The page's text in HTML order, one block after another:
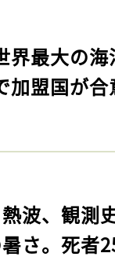
界最大の
加盟国が合
熱波、観
さ。死者
ログイン
会員登録